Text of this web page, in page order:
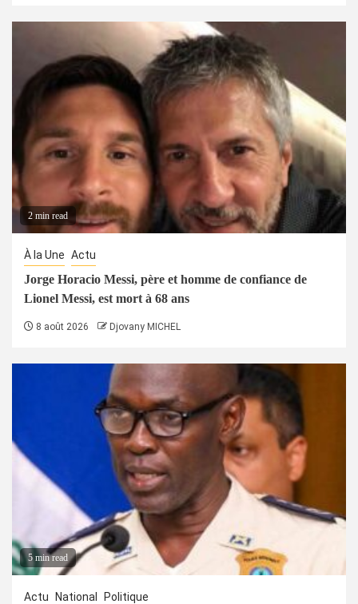
2 min read
À la Une Actu
Jorge Horacio Messi, père et homme de confiance de
Lionel Messi, est mort à 68 ans
8 août 2026 Djovany MICHEL
5 min read
Actu National Politique